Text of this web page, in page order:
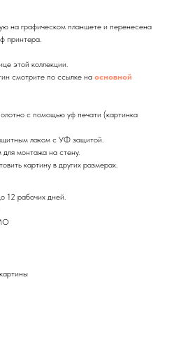
на графическом планшете и перенесена
принтера.
этой коллекции.
смотрите по ссылке на основной
с помощью уф печати (картинка
лаком с УФ защитой.
монтажа на стену.
картину в других размерах.
12 рабочих дней.